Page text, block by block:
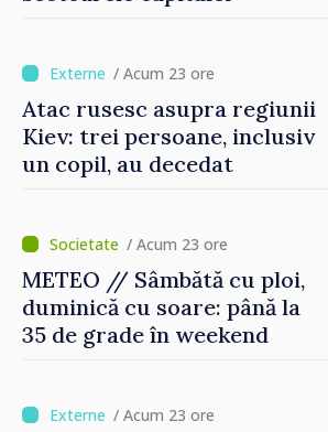
/ Acum 23 ore
Atac rusesc asupra regiunii
Kiev: trei persoane, inclusiv
un copil, au decedat
/ Acum 23 ore
METEO // Sâmbătă cu ploi,
duminică cu soare: până la
35 de grade în weekend
/ Acum 23 ore